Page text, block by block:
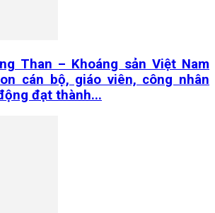
Than – Khoáng sản Việt Nam
cán bộ, giáo viên, công nhân
đạt thành...